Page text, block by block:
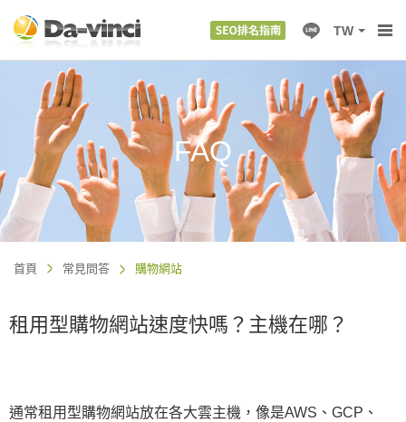
TW
FAQ
首頁 常見問答 購物網站
租用型購物網站速度快嗎？主機在哪？
通常租用型購物網站放在各大雲主機，像是AWS、GCP、